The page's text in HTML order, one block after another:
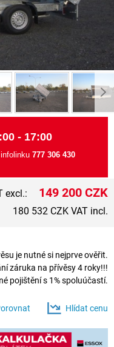
- 17:00
777 306 430
excl.: 149 200 CZK
180 532 CZK VAT incl.
je nutné si nejprve ověřit.
záruka na přívěsy 4 roky!!!
pojištění s 1% spoluúčastí.
Hlídat cenu